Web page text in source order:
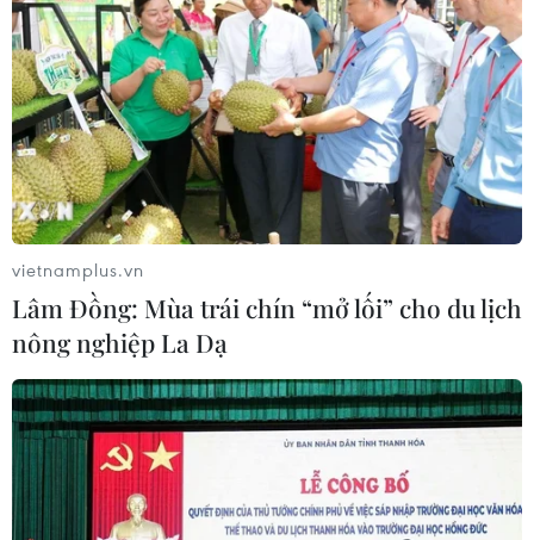
56.661 trường hợp F2, hiện đã có gần 28.000
trường hợp hoàn thành cách ly tại nhà.
Tính đến thời điểm này, tỉnh Hải Dương đã lấy
hơn 90.400 mẫu xét nghiệm; đã có 55 bệnh
nhân khỏi bệnh, được ra viện./.
(TTXVN/Vietnam+)
vietnamplus.vn
Lâm Đồng: Mùa trái chín “mở lối” cho du lịch
nông nghiệp La Dạ